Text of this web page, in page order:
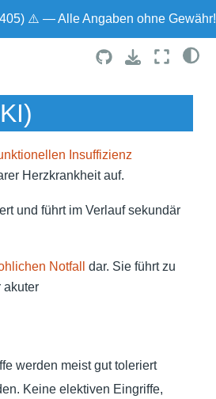
⚠ — Alle Angaben ohne Gewähr!
Insuffizienz
Herzkrankheit auf.
und führt im Verlauf sekundär
Notfall
dar. Sie führt zu
akuter
werden meist gut toleriert
Keine elektiven Eingriffe,